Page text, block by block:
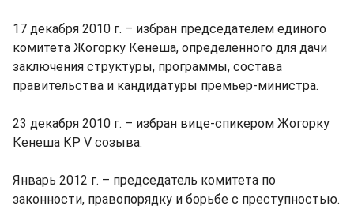
17 декабря 2010 г. – избран председателем единого
комитета Жогорку Кенеша, определенного для дачи
заключения структуры, программы, состава
правительства и кандидатуры премьер-министра.
23 декабря 2010 г. – избран вице-спикером Жогорку
Кенеша КР V созыва.
Январь 2012 г. – председатель комитета по
законности, правопорядку и борьбе с преступностью.